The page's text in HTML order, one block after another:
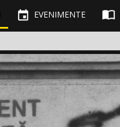
 EVENIMENTE 